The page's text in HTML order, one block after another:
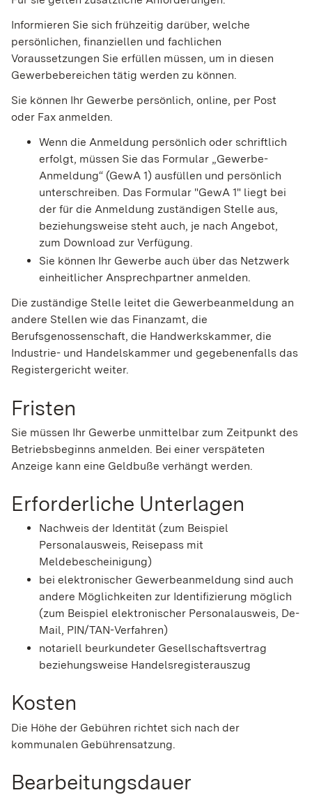
Informieren Sie sich frühzeitig darüber, welche
persönlichen, finanziellen und fachlichen
Voraussetzungen Sie erfüllen müssen, um in diesen
Gewerbebereichen tätig werden zu können.
Sie können Ihr Gewerbe persönlich, online, per Post
oder Fax anmelden.
Wenn die Anmeldung persönlich oder schriftlich
erfolgt, müssen Sie das Formular „Gewerbe-
Anmeldung“ (GewA 1) ausfüllen und persönlich
unterschreiben. Das Formular "GewA 1" liegt bei
der für die Anmeldung zuständigen Stelle aus,
beziehungsweise steht auch, je nach Angebot,
zum Download zur Verfügung.
Sie können Ihr Gewerbe auch über das Netzwerk
einheitlicher Ansprechpartner anmelden.
Die zuständige Stelle leitet die Gewerbeanmeldung an
andere Stellen wie das Finanzamt, die
Berufsgenossenschaft, die Handwerkskammer, die
Industrie- und Handelskammer und gegebenenfalls das
Registergericht weiter.
Fristen
Sie müssen Ihr Gewerbe unmittelbar zum Zeitpunkt des
Betriebsbeginns anmelden. Bei einer verspäteten
Anzeige kann eine Geldbuße verhängt werden.
Erforderliche Unterlagen
Nachweis der Identität (zum Beispiel
Personalausweis, Reisepass mit
Meldebescheinigung)
bei elektronischer Gewerbeanmeldung sind auch
andere Möglichkeiten zur Identifizierung möglich
(zum Beispiel elektronischer Personalausweis, De-
Mail, PIN/TAN-Verfahren)
notariell beurkundeter Gesellschaftsvertrag
beziehungsweise Handelsregisterauszug
Kosten
Die Höhe der Gebühren richtet sich nach der
kommunalen Gebührensatzung.
Bearbeitungsdauer